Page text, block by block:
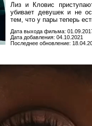
Лиз и Кловис
убивает девушек и не
тем, что у пары теперь
Дата выхода фильма:
Дата добавления: 04.10.2021
Последнее обновление: